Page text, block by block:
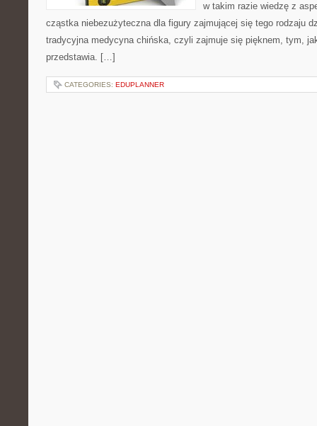
w takim razie wiedzę z
cząstka niebezużyteczna dla figury zajmującej się tego rodzaju
tradycyjna medycyna chińska, czyli zajmuje się pięknem, tym,
przedstawia. […]
CATEGORIES: EDUPLANNER